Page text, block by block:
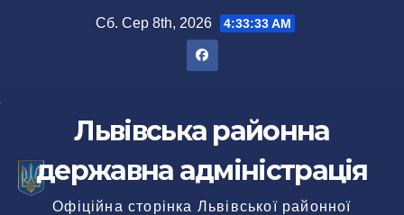
Сб. Сер 8th, 2026 4:33:35 AM
Львівська районна
державна адміністрація
Офіційна сторінка Львівської районної